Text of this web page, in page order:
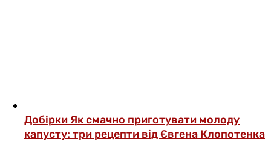
Добірки Як смачно приготувати молоду
капусту: три рецепти від Євгена Клопотенка